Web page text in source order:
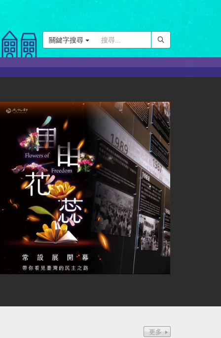
關鍵字搜尋
為中國發展組織 判8年定讞
波蘭前總理：台灣是
伴